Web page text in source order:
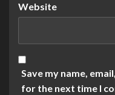
Website
Save my name,
for the next time I